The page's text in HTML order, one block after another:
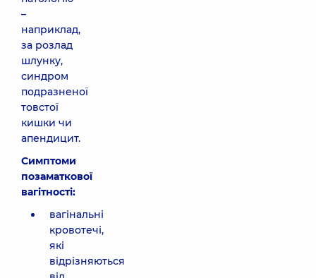
–
наприклад,
за розлад
шлунку,
синдром
подразненої
товстої
кишки чи
апендицит.
Симптоми
позаматкової
вагітності:
вагінальні
кровотечі,
які
відрізняються